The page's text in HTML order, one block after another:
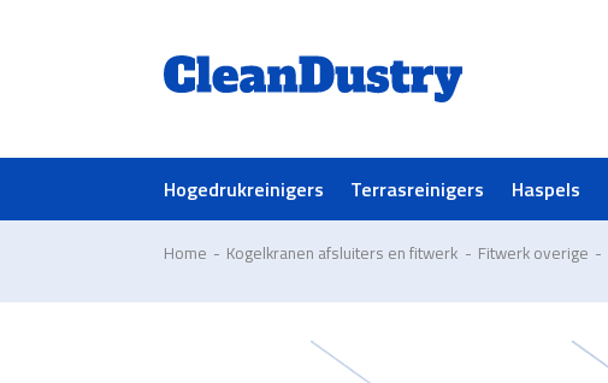
Hogedrukreinigers Terrasreinigers Haspels
Home - Kogelkranen afsluiters en fitwerk - Fitwerk overige -